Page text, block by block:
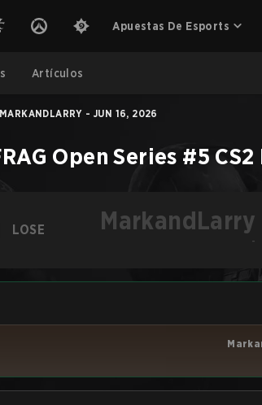
Apuestas De Esports
Artículos
- JUN 16, 2026
Open Series #5 CS2
LOSE MarkandLarry
-